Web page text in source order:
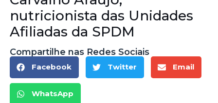
nutricionista das Unidades
Afiliadas da SPDM
Compartilhe nas Redes Sociais
Facebook Twitter Email
WhatsApp